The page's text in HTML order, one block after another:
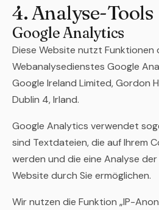
4. Analyse-Tools
Google Analytics
Diese Website nutzt Funktionen
Webanalysedienstes Google
Google Ireland Limited, Gordon
Dublin 4, Irland.
Google Analytics verwendet
sind Textdateien, die auf Ihrem
werden und die eine Analyse
Website durch Sie ermöglichen.
Wir nutzen die Funktion „IP-